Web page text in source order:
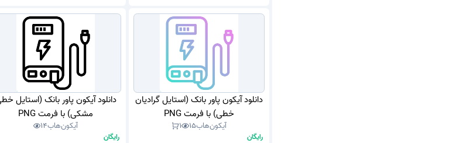
دانلود آیکون پاور بانک (استایل گرادیان
خطی) با فرمت PNG
آیکون‌هاب15
1
رایگان
دانلود آیکون پاور بانک (استایل
مشکی) با فرمت PNG
آیکون‌هاب14
رایگان